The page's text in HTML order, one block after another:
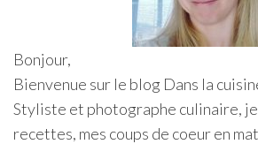
Bonjour,
Bienvenue sur le blog Dans la
Styliste et photographe culinaire,
recettes, mes coups de coeur en